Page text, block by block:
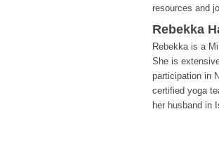
resources and
Rebekka
Rebekka is a
She is
participation in
certified yoga
her husband in